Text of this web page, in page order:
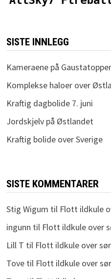
SISTE INNLEGG
Kameraene på
Komplekse haloer over
Kraftig dagbolide 7. juni
Jordskjelv på Østlandet
Kraftig bolide over Sverige
SISTE KOMMENTARER
Stig Wigum til Flott ildkule
ingunn til Flott ildkule over
Lill T til Flott ildkule over
Tovetil Flott ildkule over